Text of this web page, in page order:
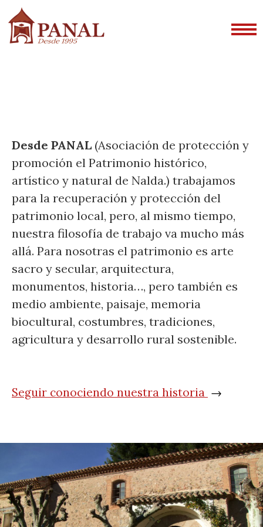
Desde PANAL (Asociación de protección y
promoción el Patrimonio histórico,
artístico y natural de Nalda.) trabajamos
para la recuperación y protección del
patrimonio local, pero, al mismo tiempo,
nuestra filosofía de trabajo va mucho más
allá. Para nosotras el patrimonio es arte
sacro y secular, arquitectura,
monumentos, historia…, pero también es
medio ambiente, paisaje, memoria
biocultural, costumbres, tradiciones,
agricultura y desarrollo rural sostenible.
Seguir conociendo nuestra historia →